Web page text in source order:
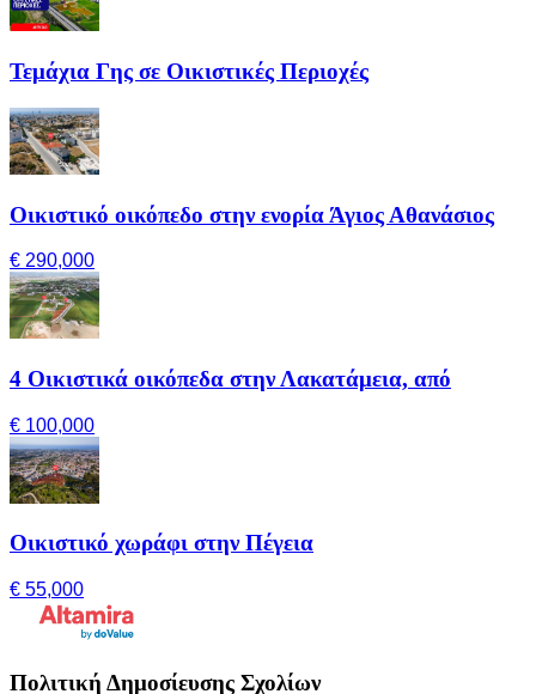
Τεμάχια Γης σε Οικιστικές Περιοχές
Οικιστικό οικόπεδο στην ενορία Άγιος Αθανάσιος
€ 290,000
4 Οικιστικά οικόπεδα στην Λακατάμεια, από
€ 100,000
Οικιστικό χωράφι στην Πέγεια
€ 55,000
Πολιτική Δημοσίευσης Σχολίων